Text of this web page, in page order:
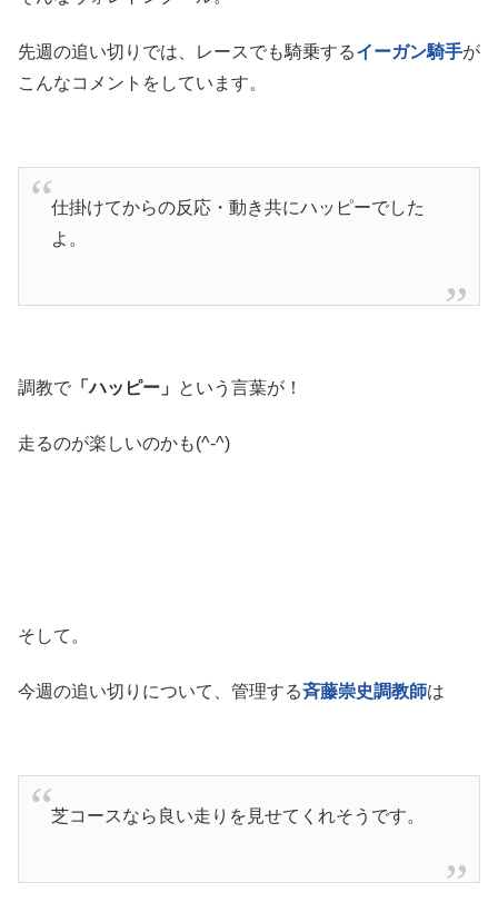
先週の追い切りでは、レースでも騎乗するイーガン騎手が
こんなコメントをしています。
仕掛けてからの反応・動き共にハッピーでした
よ。
調教で 「ハッピー」 という言葉が！
走るのが楽しいのかも(^-^)
そして。
今週の追い切りについて、管理する斉藤崇史調教師は
芝コースなら良い走りを見せてくれそうです。